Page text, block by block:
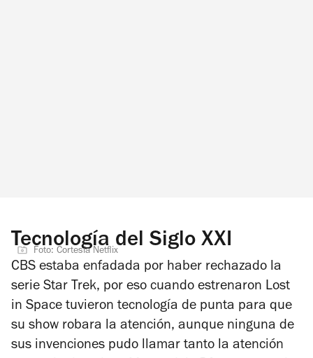
Tecnología del Siglo XXI
Foto: Cortesía Netflix
CBS estaba enfadada por haber rechazado la
serie Star Trek, por eso cuando estrenaron Lost
in Space tuvieron tecnología de punta para que
su show robara la atención, aunque ninguna de
sus invenciones pudo llamar tanto la atención